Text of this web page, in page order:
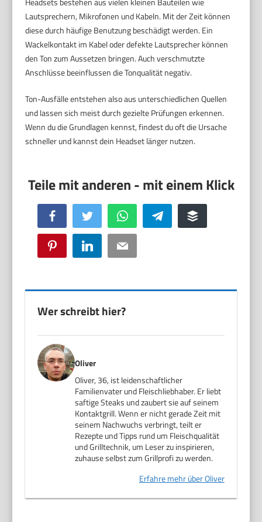
Lautsprechern, Mikrofonen und Kabeln. Mit der Zeit können
diese durch häufige Benutzung beschädigt werden. Ein
Wackelkontakt im Kabel oder defekte Lautsprecher können
den Ton zum Aussetzen bringen. Auch verschmutzte
Anschlüsse beeinflussen die Tonqualität negativ.
Ton-Ausfälle entstehen also aus unterschiedlichen Quellen
und lassen sich meist durch gezielte Prüfungen erkennen.
Wenn du die Grundlagen kennst, findest du oft die Ursache
schneller und kannst dein Headset länger nutzen.
Facebook Twitter WhatsApp Telegram Buffer
Pinterest LinkedIn Email
Wer schreibt hier?
Oliver
Oliver, 36, ist leidenschaftlicher
Familienvater und Fleischliebhaber. Er liebt
saftige Steaks und zaubert sie auf seinem
Kontaktgrill. Wenn er nicht gerade Zeit mit
seinem Nachwuchs verbringt, teilt er
Rezepte und Tipps rund um Fleischqualität
und Grilltechnik, um Leser zu inspirieren,
zuhause selbst zum Grillprofi zu werden.
Erfahre mehr über Oliver